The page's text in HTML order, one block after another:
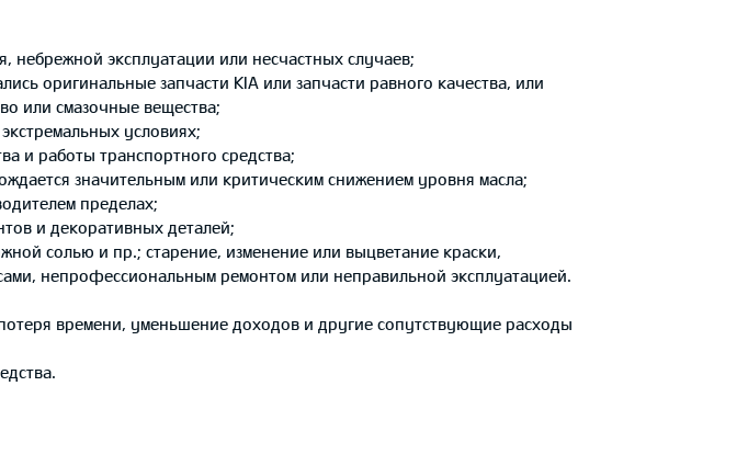
эксплуатации или несчастных случаев;
оригинальные запчасти KIA или запчасти равного качества, или
или смазочные вещества;
условиях;
и работы транспортного средства;
значительным или критическим снижением уровня масла;
пределах;
и декоративных деталей;
солью и пр.; старение, изменение или выцветание краски,
непрофессиональным ремонтом или неправильной эксплуатацией.
времени, уменьшение доходов и другие сопутствующие расходы